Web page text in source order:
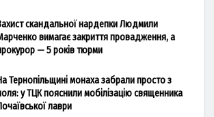
скандальної нардепки Людмили
вимагає закриття провадження, а
— 5 років тюрми
Тернопільщині монаха забрали просто з
у ТЦК пояснили мобілізацію священника
лаври